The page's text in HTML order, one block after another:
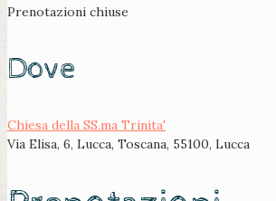
Prenotazioni chiuse
Dove
Chiesa della SS.ma Trinita'
Via Elisa, 6, Lucca, Toscana, 55100, Lucca